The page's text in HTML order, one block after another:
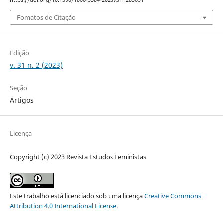
Fomatos de Citação
Edição
v. 31 n. 2 (2023)
Seção
Artigos
Licença
Copyright (c) 2023 Revista Estudos Feministas
Este trabalho está licenciado sob uma licençaCreative Commons
Attribution 4.0 International License.